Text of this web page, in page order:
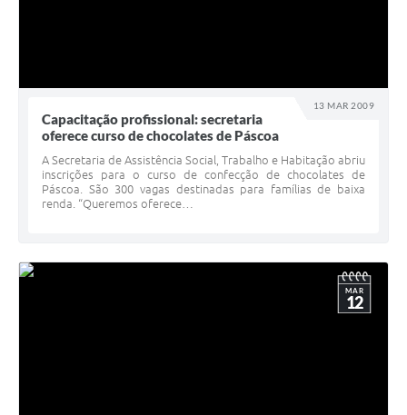
13 MAR 2009
Capacitação profissional: secretaria
oferece curso de chocolates de Páscoa
A Secretaria de Assistência Social, Trabalho e Habitação abriu
inscrições para o curso de confecção de chocolates de
Páscoa. São 300 vagas destinadas para famílias de baixa
renda. “Queremos oferece…
MAR
12